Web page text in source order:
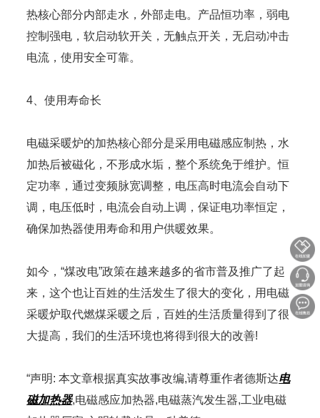
热核心部分内部走水，外部走电。产品恒功率，弱电
控制强电，软启动软开关，无触点开关，无启动冲击
电流，使用安全可靠。
4、使用寿命长
电磁采暖炉的加热核心部分是采用电磁感应制热，水
加热后被磁化，不形成水垢，整个系统免于维护。恒
定功率，通过变频脉宽调整，电压高时电流会自动下
调，电压低时，电流会自动上调，保证电功率恒定，
确保加热器使用寿命和用户供暖效果。
如今，“煤改电”政策在越来越多的省市普及推广了起
来，这个也让百姓的生活发生了很大的变化，用电磁
采暖炉取代燃煤采暖之后，百姓的生活质量得到了很
大提高，我们的生活环境也将得到很大的改善!
“声明: 本文章根据真实故事改编,请尊重作者德斯达电
磁加热器,电磁感应加热器,电磁蒸汽发生器,工业电磁